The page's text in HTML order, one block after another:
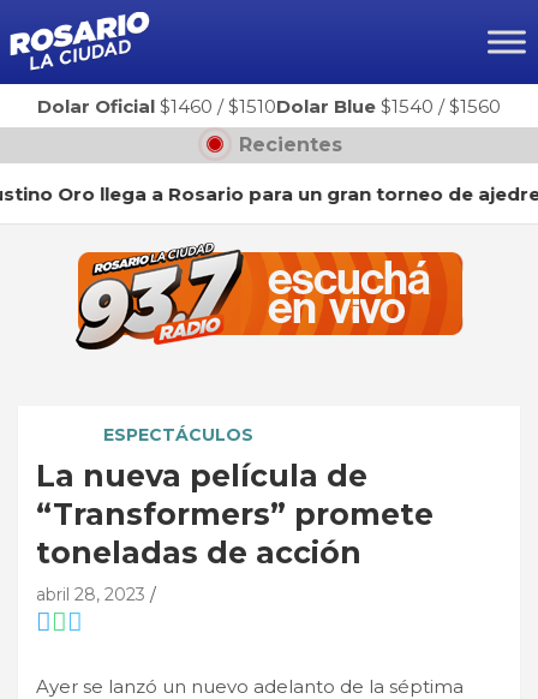
al
contenido
Dolar Oficial $1460 / $1510Dolar Blue $1540 / $1560
Recientes
llega a Rosario para un gran torneo de ajedrez
ESPECTÁCULOS
La nueva película de
“Transformers” promete
toneladas de acción
abril 28, 2023
Ayer se lanzó un nuevo adelanto de la séptima